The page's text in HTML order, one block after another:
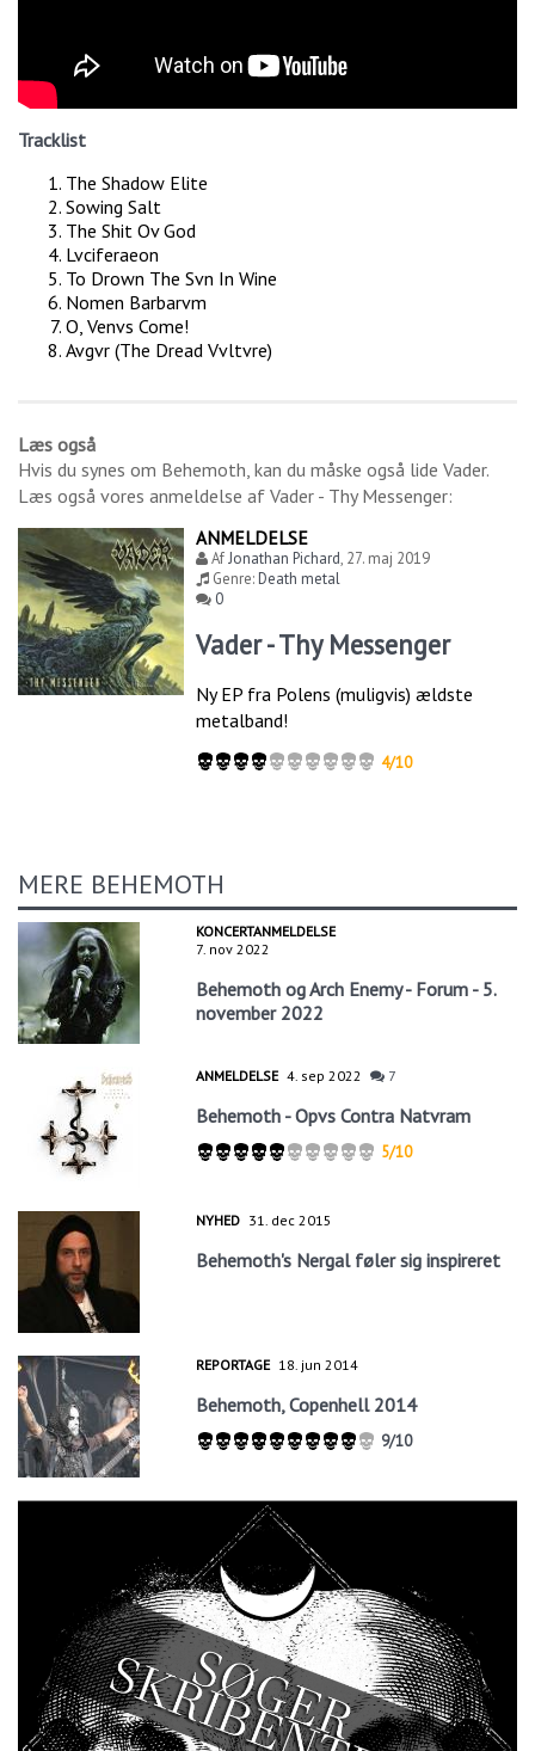
Tracklist
The Shadow Elite
Sowing Salt
The Shit Ov God
Lvciferaeon
To Drown The Svn In Wine
Nomen Barbarvm
O, Venvs Come!
Avgvr (The Dread Vvltvre)
Læs også
Hvis du synes om Behemoth, kan du måske også lide Vader.
Læs også vores anmeldelse af Vader - Thy Messenger:
ANMELDELSE
AfJonathan Pichard, 27. maj 2019
Genre:Death metal
0
Vader - Thy Messenger
Ny EP fra Polens (muligvis) ældste
metalband!
4/10
MERE BEHEMOTH
KONCERTANMELDELSE
7. nov 2022
Behemoth og Arch Enemy - Forum - 5.
november 2022
ANMELDELSE 4. sep 2022 7
Behemoth - Opvs Contra Natvram
5/10
NYHED 31. dec 2015
Behemoth's Nergal føler sig inspireret
REPORTAGE 18. jun 2014
Behemoth, Copenhell 2014
9/10